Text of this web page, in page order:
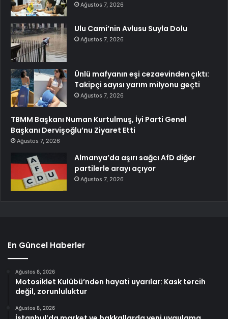
Ağustos 7, 2026
Ulu Cami’nin Avlusu Suyla Dolu
Ağustos 7, 2026
Ünlü mafyanın eşi cezaevinden çıktı:
Takipçi sayısı yarım milyonu geçti
Ağustos 7, 2026
TBMM Başkanı Numan Kurtulmuş, İyi Parti Genel
Başkanı Dervişoğlu’nu Ziyaret Etti
Ağustos 7, 2026
Almanya’da aşırı sağcı AfD diğer
partilerle arayı açıyor
Ağustos 7, 2026
En Güncel Haberler
Ağustos 8, 2026
Motosiklet Kulübü’nden hayati uyarılar: Kask tercih
değil, zorunluluktur
Ağustos 8, 2026